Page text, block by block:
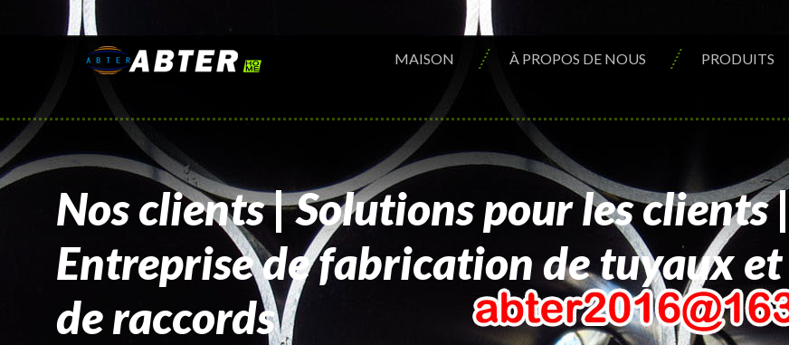
MAISON À PROPOS DE NOUS PRODUITS
Nos clients | Solutions pour les clients |
Entreprise de fabrication de tuyaux et
de raccords